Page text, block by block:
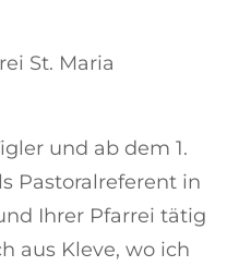
St. Maria
und ab dem 1.
Pastoralreferent in
Ihrer Pfarrei tätig
aus Kleve, wo ich